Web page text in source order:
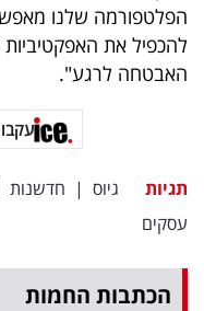
הפלטפורמה שלנו
להכפיל את
האבטחה לרגע".
עקבו
תגיות גיוס | חדשנות
עסקים
הכתבות החמות